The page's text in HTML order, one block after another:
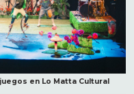
en Lo Matta Cultural